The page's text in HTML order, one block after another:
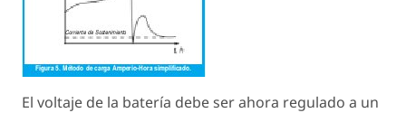
El voltaje de la batería debe ser ahora regulado a un